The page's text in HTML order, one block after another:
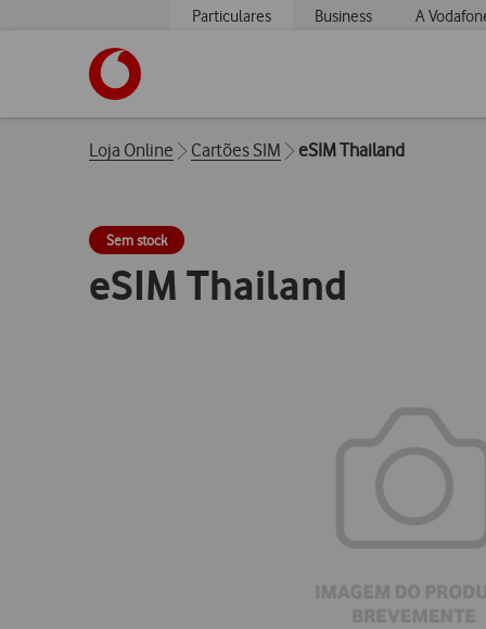
Particulares Business A
Breadcrumbs
Loja Online Cartões SIM eSIM Thailand
Sem stock
eSIM Thailand